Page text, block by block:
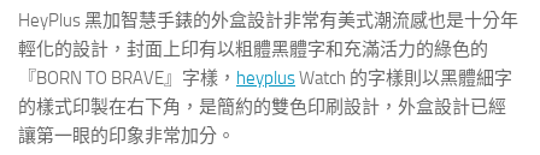
HeyPlus 黑加智慧手錶的外盒設計非常有美式潮流感也是十分年
輕化的設計，封面上印有以粗體黑體字和充滿活力的綠色的
『BORN TO BRAVE』字樣， heyplusWatch 的字樣則以黑體細字
的樣式印製在右下角，是簡約的雙色印刷設計，外盒設計已經
讓第一眼的印象非常加分。